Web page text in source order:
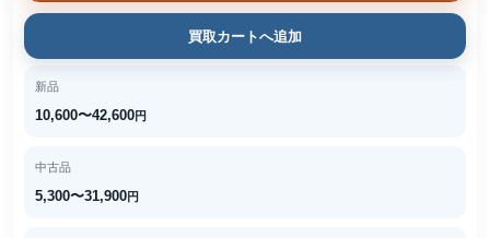
買取カートへ追加
新品
10,600〜42,600円
中古品
5,300〜31,900円